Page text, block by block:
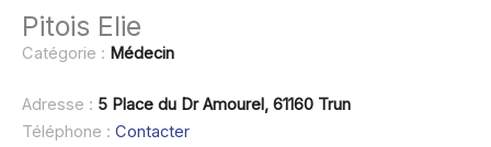
Pitois Elie
Catégorie : Médecin
Adresse : 5 Place du Dr Amourel, 61160 Trun
Téléphone : Contacter